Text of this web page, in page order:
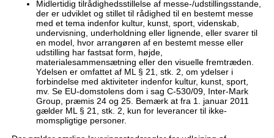
Midlertidig tilrådighedsstillelse af messe-/udstillingsstande,
der er udviklet og stillet til rådighed til en bestemt messe
med et tema indenfor kultur, kunst, sport, videnskab,
undervisning, underholdning eller lignende, eller svarer til
en model, hvor arrangøren af en bestemt messe eller
udstilling har fastsat form, højde,
materialesammensætning eller den visuelle fremtræden.
Ydelsen er omfattet af ML § 21, stk. 2, om ydelser i
forbindelse med aktiviteter indenfor kultur, kunst, sport,
mv. Se EU-domstolens dom i sag C-530/09, Inter-Mark
Group, præmis 24 og 25. Bemærk at fra 1. januar 2011
gælder ML § 21, stk. 2, kun for leverancer til ikke-
momspligtige personer.